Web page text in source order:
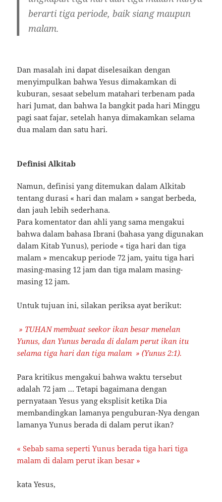
berarti tiga periode, baik siang maupun
malam.
Dan masalah ini dapat diselesaikan dengan
menyimpulkan bahwa Yesus dimakamkan di
kuburan, sesaat sebelum matahari terbenam pada
hari Jumat, dan bahwa Ia bangkit pada hari Minggu
pagi saat fajar, setelah hanya dimakamkan selama
dua malam dan satu hari.
Definisi Alkitab
Namun, definisi yang ditemukan dalam Alkitab
tentang durasi « hari dan malam » sangat berbeda,
dan jauh lebih sederhana.
Para komentator dan ahli yang sama mengakui
bahwa dalam bahasa Ibrani (bahasa yang digunakan
dalam Kitab Yunus), periode « tiga hari dan tiga
malam » mencakup periode 72 jam, yaitu tiga hari
masing-masing 12 jam dan tiga malam masing-
masing 12 jam.
Untuk tujuan ini, silakan periksa ayat berikut:
» TUHAN membuat seekor ikan besar menelan
Yunus, dan Yunus berada di dalam perut ikan itu
selama tiga hari dan tiga malam » (Yunus 2:1).
Para kritikus mengakui bahwa waktu tersebut
adalah 72 jam … Tetapi bagaimana dengan
pernyataan Yesus yang eksplisit ketika Dia
membandingkan lamanya penguburan-Nya dengan
lamanya Yunus berada di dalam perut ikan?
« Sebab sama seperti Yunus berada tiga hari tiga
malam di dalam perut ikan besar »
kata Yesus,